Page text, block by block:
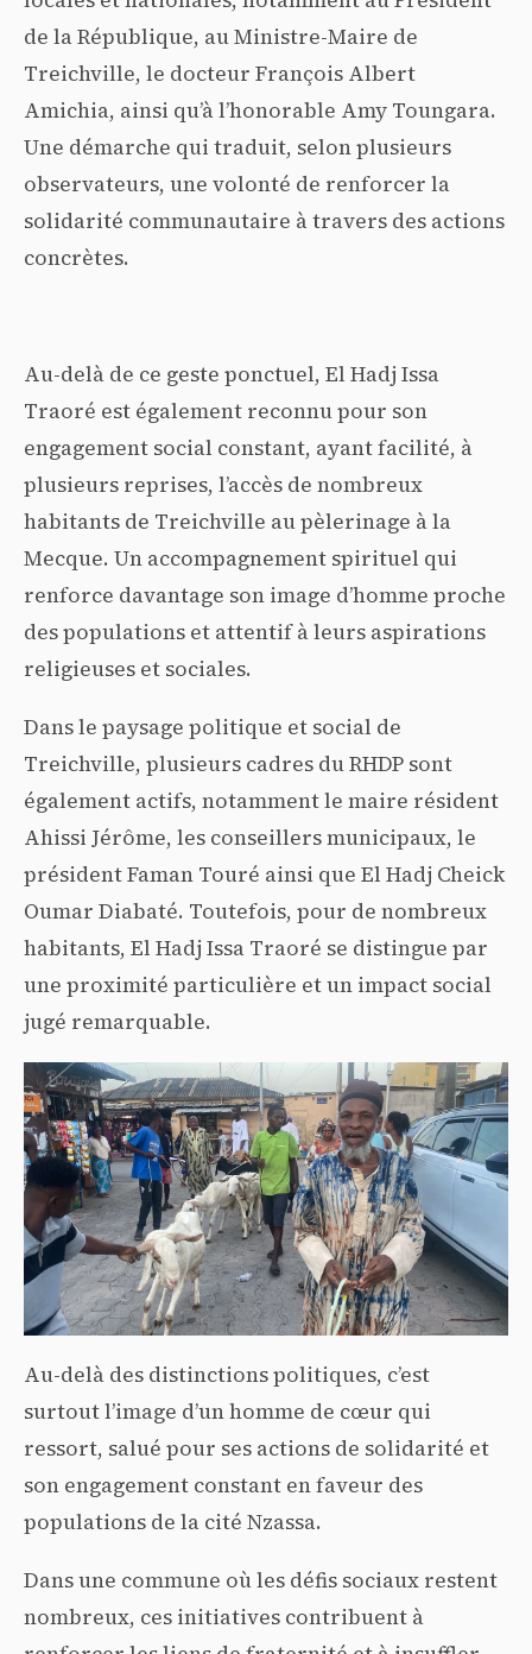
de la République, au Ministre-Maire de
Treichville, le docteur François Albert
Amichia, ainsi qu’à l’honorable Amy Toungara.
Une démarche qui traduit, selon plusieurs
observateurs, une volonté de renforcer la
solidarité communautaire à travers des actions
concrètes.
Au-delà de ce geste ponctuel, El Hadj Issa
Traoré est également reconnu pour son
engagement social constant, ayant facilité, à
plusieurs reprises, l’accès de nombreux
habitants de Treichville au pèlerinage à la
Mecque. Un accompagnement spirituel qui
renforce davantage son image d’homme proche
des populations et attentif à leurs aspirations
religieuses et sociales.
Dans le paysage politique et social de
Treichville, plusieurs cadres du RHDP sont
également actifs, notamment le maire résident
Ahissi Jérôme, les conseillers municipaux, le
président Faman Touré ainsi que El Hadj Cheick
Oumar Diabaté. Toutefois, pour de nombreux
habitants, El Hadj Issa Traoré se distingue par
une proximité particulière et un impact social
jugé remarquable.
Au-delà des distinctions politiques, c’est
surtout l’image d’un homme de cœur qui
ressort, salué pour ses actions de solidarité et
son engagement constant en faveur des
populations de la cité Nzassa.
Dans une commune où les défis sociaux restent
nombreux, ces initiatives contribuent à